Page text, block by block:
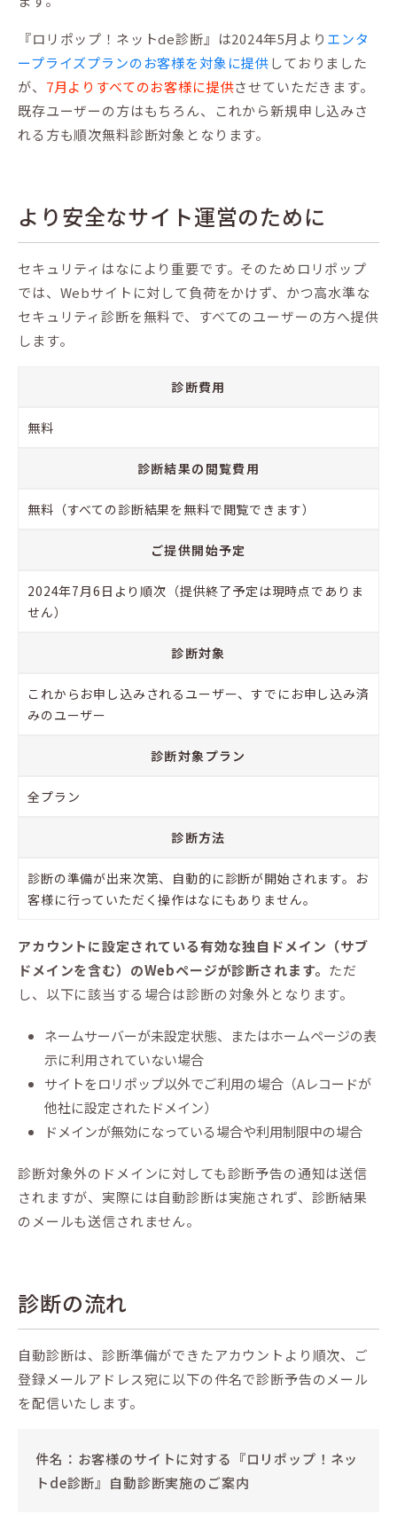
『ロリポップ！ネットde診断』は2024年5月より エンタ
ープライズプランのお客様を対象に提供しておりました
が、 7月よりすべてのお客様に提供させていただきます。
既存ユーザーの方はもちろん、これから新規申し込みさ
れる方も順次無料診断対象となります。
より安全なサイト運営のために
セキュリティはなにより重要です。そのためロリポップ
では、Webサイトに対して負荷をかけず、かつ高水準な
セキュリティ診断を無料で、すべてのユーザーの方へ提供
します。
診断費用
無料
診断結果の閲覧費用
無料（すべての診断結果を無料で閲覧できます）
ご提供開始予定
2024年7月6日より順次（提供終了予定は現時点でありま
せん）
診断対象
これからお申し込みされるユーザー、すでにお申し込み済
みのユーザー
診断対象プラン
全プラン
診断方法
診断の準備が出来次第、自動的に診断が開始されます。お
客様に行っていただく操作はなにもありません。
アカウントに設定されている有効な独自ドメイン（サブ
ドメインを含む）のWebページが診断されます。 ただ
し、以下に該当する場合は診断の対象外となります。
ネームサーバーが未設定状態、またはホームページの表
示に利用されていない場合
サイトをロリポップ以外でご利用の場合（Aレコードが
他社に設定されたドメイン）
ドメインが無効になっている場合や利用制限中の場合
診断対象外のドメインに対しても診断予告の通知は送信
されますが、実際には自動診断は実施されず、診断結果
のメールも送信されません。
診断の流れ
自動診断は、診断準備ができたアカウントより順次、ご
登録メールアドレス宛に以下の件名で診断予告のメール
を配信いたします。
件名：お客様のサイトに対する『ロリポップ！ネッ
トde診断』自動診断実施のご案内